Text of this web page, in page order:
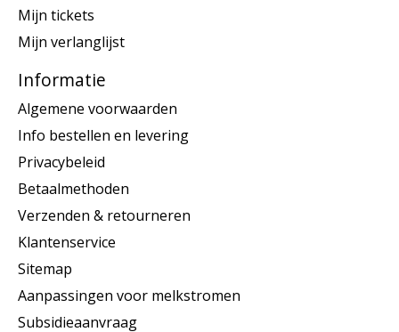
Mijn tickets
Mijn verlanglijst
Informatie
Algemene voorwaarden
Info bestellen en levering
Privacybeleid
Betaalmethoden
Verzenden & retourneren
Klantenservice
Sitemap
Aanpassingen voor melkstromen
Subsidieaanvraag